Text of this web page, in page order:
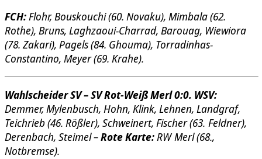
FCH:Flohr, Bouskouchi (60. Novaku), Mimbala (62.
Rothe), Bruns, Laghzaoui-Charrad, Barouag, Wiewiora
(78. Zakari), Pagels (84. Ghouma), Torradinhas-
Constantino, Meyer (69. Krahe).
Wahlscheider SV – SV Rot-Weiß Merl 0:0. WSV:
Demmer, Mylenbusch, Hohn, Klink, Lehnen, Landgraf,
Teichrieb (46. Rößler), Schweinert, Fischer (63. Feldner),
Derenbach, Steimel –Rote Karte:RW Merl (68.,
Notbremse).